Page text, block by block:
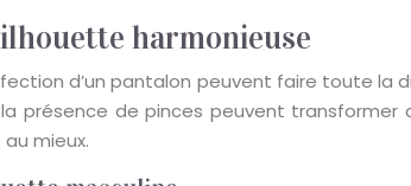
harmonieuse
d’un pantalon peuvent faire toute
présence de pinces peuvent
mieux.